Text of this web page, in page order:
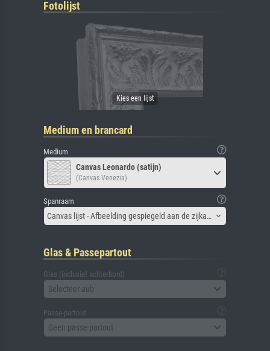
Fotolijst
Medium en brancard
Medium
Canvas Leonardo (satijn)
(Canvas Venezia)
Spanraam
Canvas lijst - Afbeelding gespiegeld aan de zijkant
Glas & Passepartout
Glas (inclusief achterbord)
Selecteer aub
Passe-partout
Geen passe-partout